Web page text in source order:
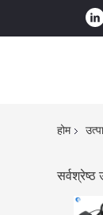
होम
सर्वश्रेष्ठ